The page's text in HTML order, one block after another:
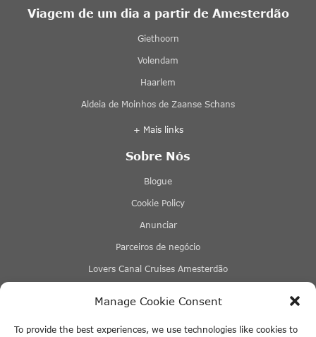
Manage Cookie Consent
To provide the best experiences, we use technologies like cookies to
Viagem de um dia a partir de Amesterdão
Giethoorn
Volendam
Haarlem
Aldeia de Moinhos de Zaanse Schans
+ Mais links
Sobre Nós
Blogue
Cookie Policy
Anunciar
Parceiros de negócio
Lovers Canal Cruises Amesterdão
Eco Boats Amsterdam